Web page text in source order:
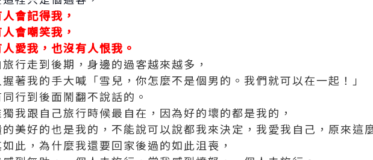
會記得我，
會嘲笑我，
愛我，也沒有人恨我。
行走到後期，身邊的過客越來越多，
著我的手大喊「雪兒，你怎麼不是個男的。我們就可以在一起！」
行到後面鬧翻不說話的。
我跟自己旅行時候最自在，因為好的壞的都是我的，
的美好的也是我的，不能說可以說都我來決定，我愛我自己，原來這
此，為什麼我還要回家後過的如此沮喪，